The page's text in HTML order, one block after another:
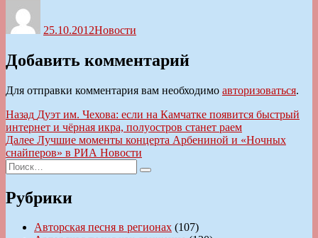
25.10.2012Новости
Добавить комментарий
Для отправки комментария вам необходимо авторизоваться.
Навигация
по
записям
Назад Предыдущая
запись:
Дуэт им. Чехова: если на Камчатке появится быстрый
интернет и чёрная икра, полуостров станет раем
Далее Следующая
запись:
Лучшие моменты концерта Арбениной и «Ночных
снайперов» в РИА Новости
Искать:
Поиск
Рубрики
Авторская песня в регионах (107)